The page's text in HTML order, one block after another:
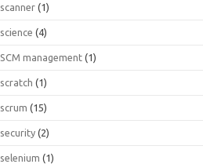
scanner (1)
science (4)
SCM management (1)
scratch (1)
scrum (15)
security (2)
selenium (1)